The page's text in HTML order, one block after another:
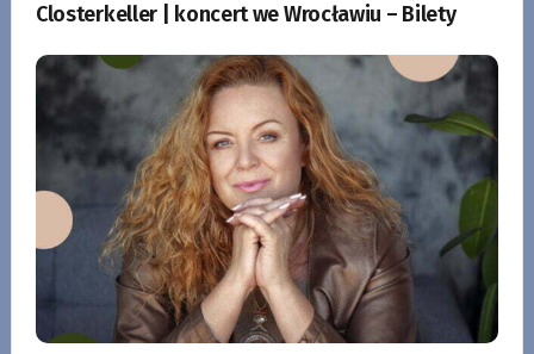
Closterkeller | koncert we Wrocławiu – Bilety